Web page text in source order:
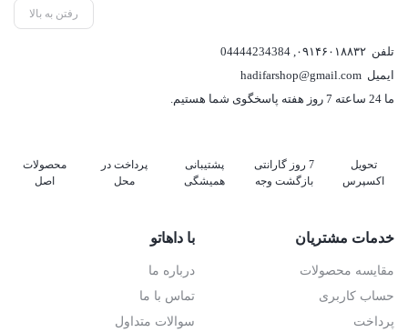
رفتن به بالا
تلفن ۰۹۱۴۶۰۱۸۸۳۲ 04444234384
ایمیل hadifarshop@gmail.com
ما 24 ساعته 7 روز هفته پاسخگوی شما هستیم.
تحویل
اکسپرس
7 روز گارانتی
بازگشت وجه
پشتیبانی
همیشگی
پرداخت در
محل
محصولات
اصل
خدمات مشتریان
مقایسه محصولات
حساب کاربری
پرداخت
با داهاتو
درباره ما
تماس با ما
سوالات متداول